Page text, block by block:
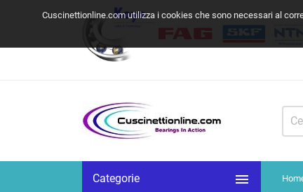
Cuscinettionline.com utilizza i cookies che sono necessari al
Categorie 